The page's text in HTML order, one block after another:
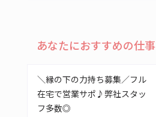
あなたにおすすめの仕事
＼縁の下の力持ち募集／フル
在宅で営業サポ♪弊社スタッ
フ多数◎